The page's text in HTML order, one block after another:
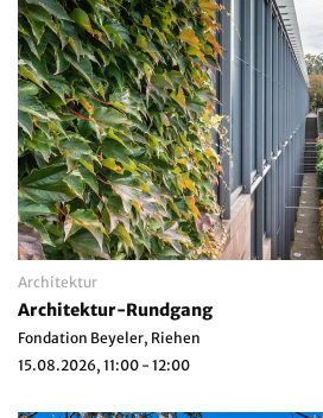
Architektur
Architektur-Rundgang
Fondation Beyeler, Riehen
15.08.2026, 11:00 - 12:00